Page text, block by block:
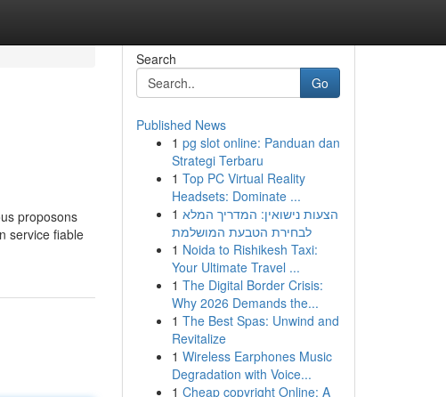
proposons
service fiable
Search
Go
Published News
1 pg slot online: Panduan dan
Strategi Terbaru
1 Top PC Virtual Reality
Headsets: Dominate ...
1 הצעות נישואין: המדריך המלא
לבחירת הטבעת המושלמת
1 Noida to Rishikesh Taxi:
Your Ultimate Travel ...
1 The Digital Border Crisis:
Why 2026 Demands the...
1 The Best Spas: Unwind and
Revitalize
1 Wireless Earphones Music
Degradation with Voice...
1 Cheap copyright Online: A